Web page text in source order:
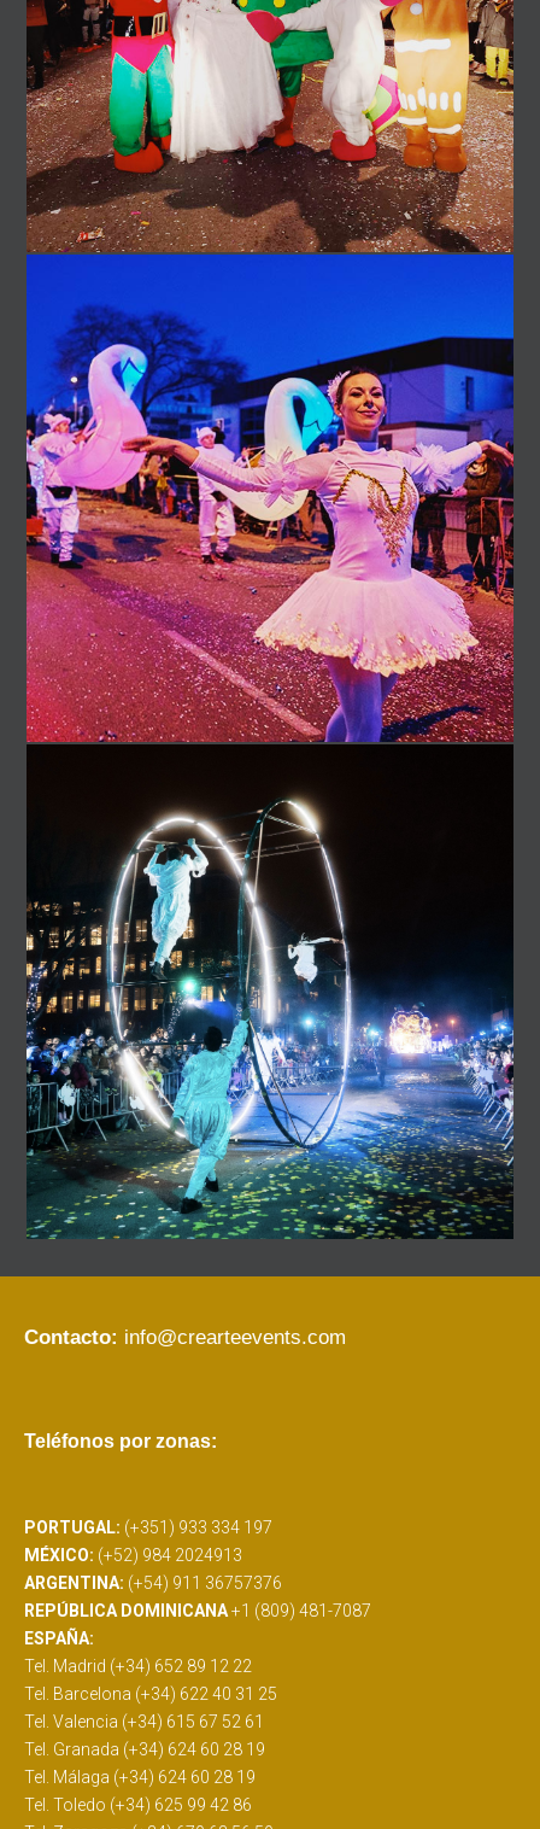
Contacto: info@crearteevents.com
Teléfonos por zonas:
PORTUGAL: (+351) 933 334 197
MÉXICO: (+52) 984 2024913
ARGENTINA: (+54) 911 36757376
REPÚBLICA DOMINICANA+1 (809) 481-7087
ESPAÑA:
Tel. Madrid (+34) 652 89 12 22
Tel. Barcelona (+34) 622 40 31 25
Tel. Valencia (+34) 615 67 52 61
Tel. Granada (+34) 624 60 28 19
Tel. Málaga (+34) 624 60 28 19
Tel. Toledo (+34) 625 99 42 86